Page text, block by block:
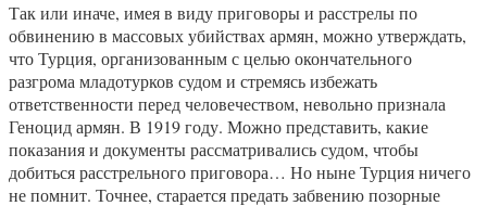
Так или иначе, имея в виду приговоры и расстрелы по
обвинению в массовых убийствах армян, можно утверждать,
что Турция, организованным с целью окончательного
разгрома младотурков судом и стремясь избежать
ответственности перед человечеством, невольно признала
Геноцид армян. В 1919 году. Можно представить, какие
показания и документы рассматривались судом, чтобы
добиться расстрельного приговора… Но ныне Турция ничего
не помнит. Точнее, старается предать забвению позорные